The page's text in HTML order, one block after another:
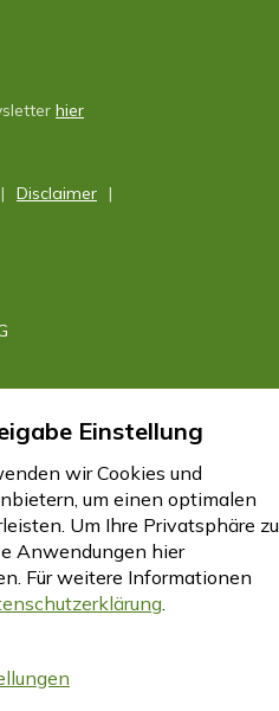
hier
Disclaimer
Einstellung
wir Cookies und
um einen optimalen
Um Ihre Privatsphäre zu
Anwendungen hier
Für weitere Informationen
.